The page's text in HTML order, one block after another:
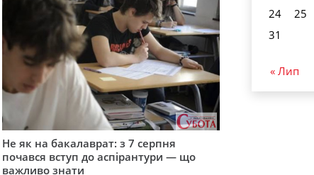
Не як на бакалаврат: з 7 серпня
почався вступ до аспірантури — що
важливо знати
24
25
31
« Лип